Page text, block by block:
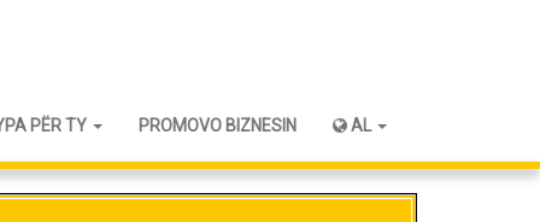
PËR TY PROMOVO BIZNESIN AL